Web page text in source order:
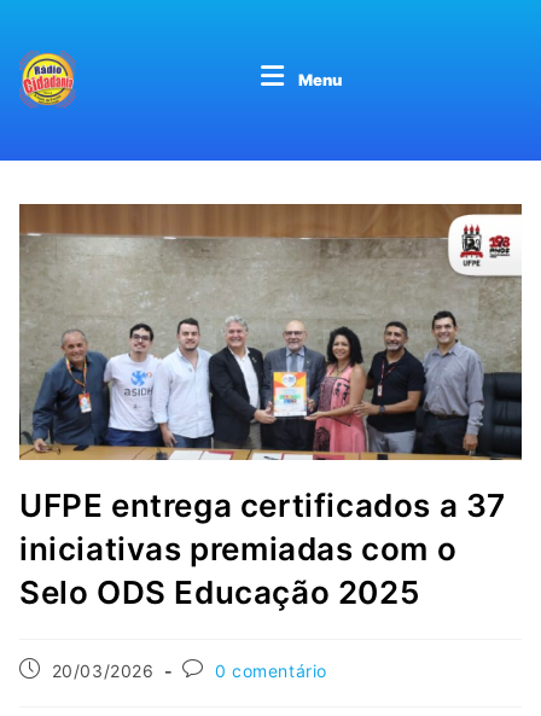
Menu
UFPE entrega certificados a 37
iniciativas premiadas com o
Selo ODS Educação 2025
20/03/2026 0 comentário